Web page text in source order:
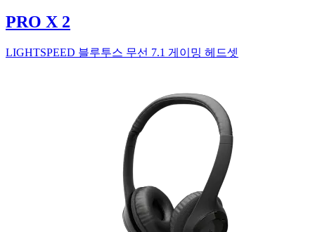
PRO X 2
LIGHTSPEED 블루투스 무선 7.1 게이밍 헤드셋